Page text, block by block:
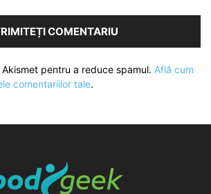
pentru a reduce spamul. Află cum
comentariilor tale.